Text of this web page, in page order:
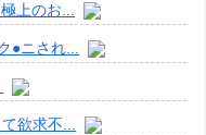
上のお...
●ニされ...
欲求不...